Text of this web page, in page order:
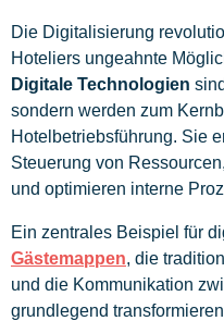
Die Digitalisierung
Hoteliers ungeahnte
Digitale Technologien
sondern werden zum
Hotelbetriebsführung. Sie
Steuerung von
und optimieren interne
Ein zentrales Beispiel für
Gästemappen, die
und die Kommunikation
grundlegend